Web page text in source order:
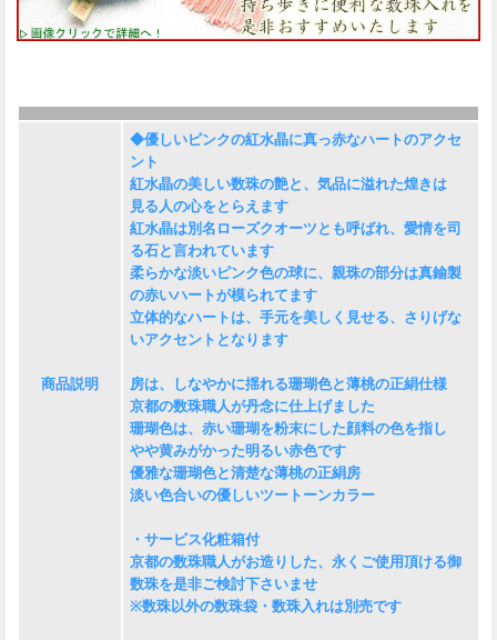
商品説明
◆優しいピンクの紅水晶に真っ赤なハートのアクセ
ント
紅水晶の美しい数珠の艶と、気品に溢れた煌きは
見る人の心をとらえます
紅水晶は別名ローズクオーツとも呼ばれ、愛情を司
る石と言われています
柔らかな淡いピンク色の球に、親珠の部分は真鍮製
の赤いハートが模られてます
立体的なハートは、手元を美しく見せる、さりげな
いアクセントとなります
房は、しなやかに揺れる珊瑚色と薄桃の正絹仕様
京都の数珠職人が丹念に仕上げました
珊瑚色は、赤い珊瑚を粉末にした顔料の色を指し
やや黄みがかった明るい赤色です
優雅な珊瑚色と清楚な薄桃の正絹房
淡い色合いの優しいツートーンカラー
・サービス化粧箱付
京都の数珠職人がお造りした、永くご使用頂ける御
数珠を是非ご検討下さいませ
※数珠以外の数珠袋・数珠入れは別売です